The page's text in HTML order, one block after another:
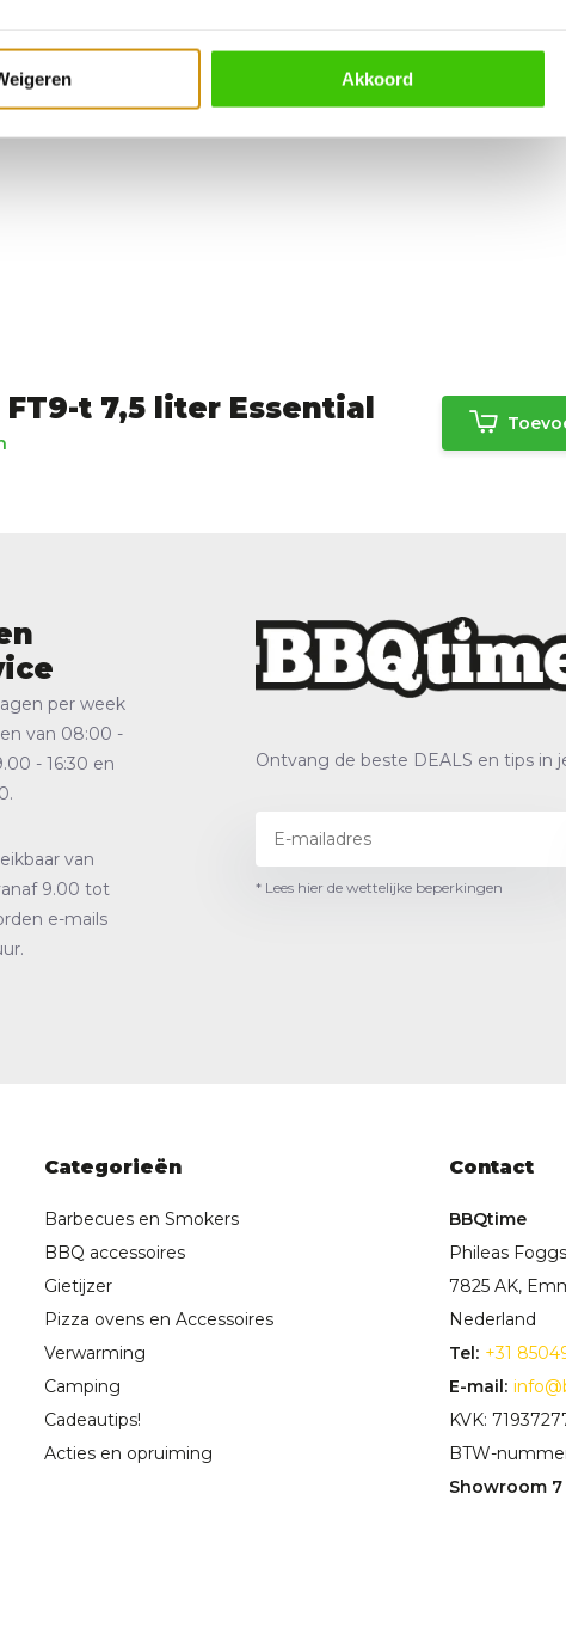
Akkoord
t 7,5 liter Essential
per week
van 08:00 -
- 16:30 en
van
9.00 tot
e-mails
Ontvang de beste DEALS en tips in
* Lees hier de wettelijke beperkingen
Categorieën
Barbecues en Smokers
BBQ accessoires
Gietijzer
Pizza ovens en Accessoires
Verwarming
Camping
Cadeautips!
Acties en opruiming
Contact
BBQtime
Phileas
7825 AK,
Nederland
Tel: +31
E-mail:
KVK:
BTW-
Showroom